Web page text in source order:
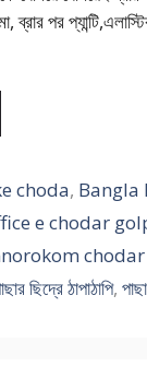
ব্রার পর
choda, Bangla
e chodar
ছিদ্রে ঠাপাঠাপি,